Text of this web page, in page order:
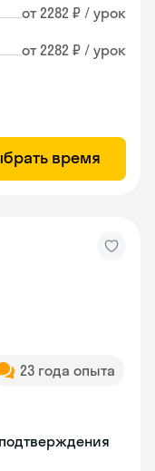
от 2282 ₽ / урок
от 2282 ₽ / урок
время
23 года опыта